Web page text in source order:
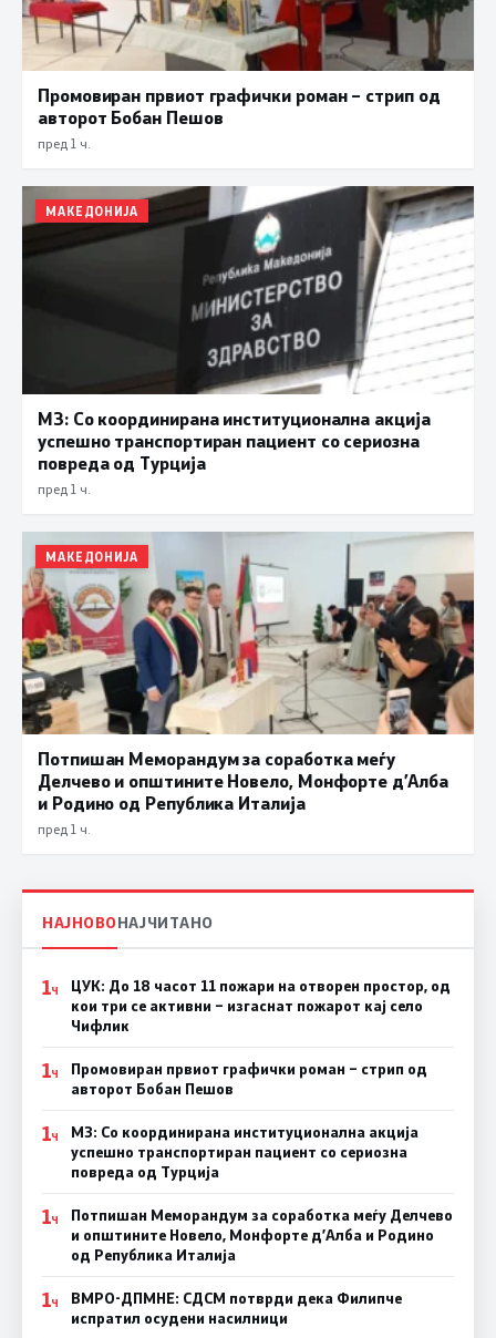
Промовиран првиот графички роман – стрип од
авторот Бобан Пешов
пред 1 ч.
МАКЕДОНИЈА
МЗ: Со координирана институционална акција
успешно транспортиран пациент со сериозна
повреда од Турција
пред 1 ч.
МАКЕДОНИЈА
Потпишан Меморандум за соработка меѓу
Делчево и општините Новело, Монфорте д’Алба
и Родино од Република Италија
пред 1 ч.
НАЈНОВОНАЈЧИТАНО
1Ч
ЦУК: До 18 часот 11 пожари на отворен простор, од
кои три се активни – изгаснат пожарот кај село
Чифлик
1Ч
Промовиран првиот графички роман – стрип од
авторот Бобан Пешов
1Ч
МЗ: Со координирана институционална акција
успешно транспортиран пациент со сериозна
повреда од Турција
1Ч
Потпишан Меморандум за соработка меѓу Делчево
и општините Новело, Монфорте д’Алба и Родино
од Република Италија
1Ч
ВМРО-ДПМНЕ: СДСM потврди дека Филипче
испратил осудени насилници